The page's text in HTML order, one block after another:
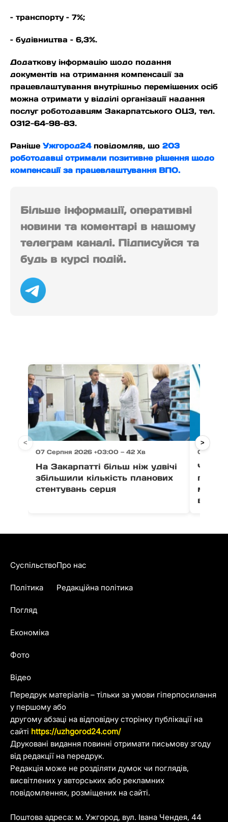
– транспорту – 7%;
– будівництва – 6,3%.
Додаткову інформацію щодо подання
документів на отримання компенсації за
працевлаштування внутрішньо переміщених осіб
можна отримати у відділі організації надання
послуг роботодавцям Закарпатського ОЦЗ, тел.
0312-64-98-83.
Раніше Ужгород24повідомляв, що 203
роботодавці отримали позитивне рішення щодо
компенсації за працевлаштування ВПО.
Більше інформації, оперативні
новини та коментарі в нашому
телеграм каналі. Підписуйся та
будь в курсі подій.
07 Серпня 2026 +03:00 — 42 Хв
На Закарпатті більш ніж удвічі
збільшили кількість планових
стентувань серця
07
Через
води
< >
Передрук матеріалів – тільки за умови гіперпосилання
у першому або
другому абзаці на відповідну сторінку публікації на
сайті https://uzhgorod24.com/
Друковані видання повинні отримати письмову згоду
від редакції на передрук.
Редакція може не розділяти думок чи поглядів,
висвітлених у авторських або рекламних
повідомленнях, розміщених на сайті.
Поштова адреса: м. Ужгород, вул. Івана Чендея, 44
Суспільство
Політика
Погляд
Економіка
Фото
Відео
Про нас
Редакційна політика